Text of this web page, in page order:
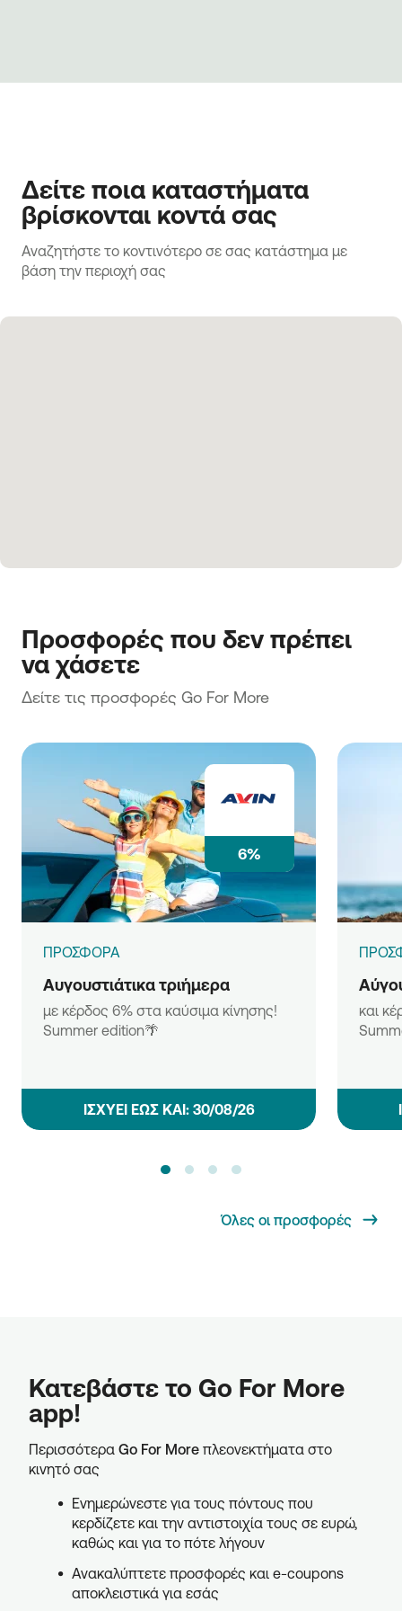
Δείτε ποια καταστήματα
βρίσκονται κοντά σας
Αναζητήστε το κοντινότερο σε σας κατάστημα με
βάση την περιοχή σας
Προσφορές που δεν πρέπει
να χάσετε
Δείτε τις προσφορές Go For More
6%
ΠΡΟΣΦΟΡΑ
Αυγουστιάτικα τριήμερα
με κέρδος 6% στα καύσιμα κίνησης!
Summer edition🌴
ΙΣΧΥΕΙ ΕΩΣ ΚΑΙ: 30/08/26
και
Όλες οι προσφορές
Κατεβάστε το Go For More
app!
Περισσότερα Go For More πλεονεκτήματα στο
κινητό σας
Ενημερώνεστε για τους πόντους που
κερδίζετε και την αντιστοιχία τους σε ευρώ,
καθώς και για το πότε λήγουν
Ανακαλύπτετε προσφορές και e-coupons
αποκλειστικά για εσάς